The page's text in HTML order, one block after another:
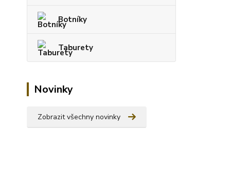
Botníky
Taburety
Novinky
Zobrazit všechny novinky